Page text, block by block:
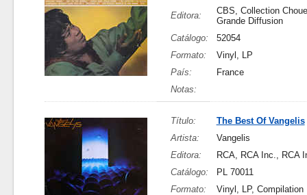
Editora:
CBS, Collection
Grande Diffusion
Catálogo:
52054
Formato:
Vinyl, LP
País:
France
Notas:
Título:
The Best Of Vangelis
Artista:
Vangelis
Editora:
RCA, RCA Inc., RCA
Catálogo:
PL 70011
Formato:
Vinyl, LP, Compilation